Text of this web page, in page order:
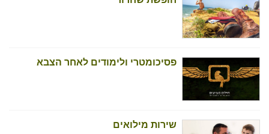
פסיכומטרי ולימודים לאחר הצבא
שירות מילואים